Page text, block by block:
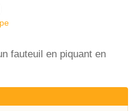
fauteuil en piquant en